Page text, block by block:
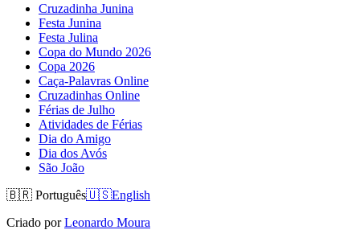
Cruzadinha Junina
Festa Junina
Festa Julina
Copa do Mundo 2026
Copa 2026
Caça-Palavras Online
Cruzadinhas Online
Férias de Julho
Atividades de Férias
Dia do Amigo
Dia dos Avós
São João
🇧🇷 Português🇺🇸English
Criado por Leonardo Moura